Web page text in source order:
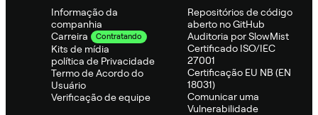
Informação da
companhia
Carreira
Contratando
Kits de mídia
política de Privacidade
Termo de Acordo do
Usuário
Verificação de equipe
Repositórios de código
aberto no GitHub
Auditoria por SlowMist
Certificado ISO/IEC
27001
Certificação EU NB (EN
18031)
Comunicar uma
Vulnerabilidade